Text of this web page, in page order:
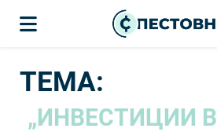
ТЕМА:
„ИНВЕСТИЦИИ В